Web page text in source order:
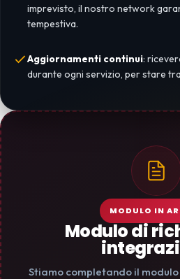
imprevisto, il nostro network
tempestiva.
Aggiornamenti continui:
durante ogni servizio, per stare
MODULO IN
Modulo di
Stiamo completando il